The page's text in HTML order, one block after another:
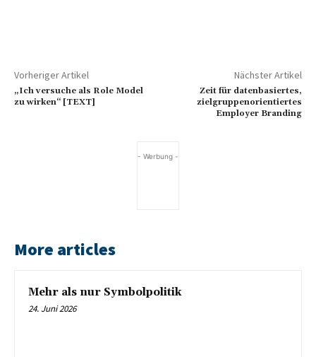
Vorheriger Artikel
„Ich versuche als Role Model
zu wirken“ [TEXT]
Nächster Artikel
Zeit für datenbasiertes,
zielgruppenorientiertes
Employer Branding
- Werbung -
More articles
Mehr als nur Symbolpolitik
24. Juni 2026